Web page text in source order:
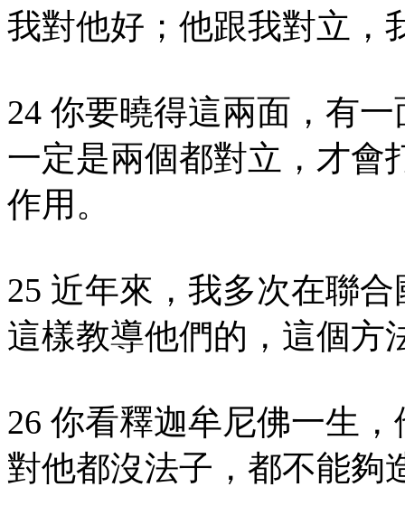
我對他好；他跟我對立，
24 你要曉得這兩面，有
一定是兩個都對立，才會
作用。
25 近年來，我多次在聯
這樣教導他們的，這個方
26 你看釋迦牟尼佛一生
對他都沒法子，都不能夠